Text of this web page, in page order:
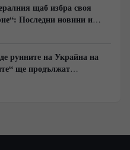
щаб избра своя
Последни новини и
– Суровикин, датата на
руините на Украйна на
ще продължат
тила. Суровикин ще спаси